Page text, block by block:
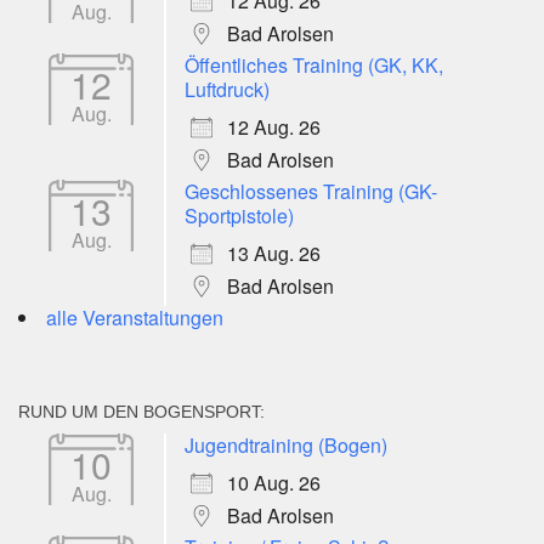
Aug.
Bad Arolsen
12
Aug.
Öffentliches Training (GK, KK,
Luftdruck)
12 Aug. 26
Bad Arolsen
13
Aug.
Geschlossenes Training (GK-
Sportpistole)
13 Aug. 26
Bad Arolsen
alle Veranstaltungen
RUND UM DEN BOGENSPORT:
10
Aug.
Jugendtraining (Bogen)
10 Aug. 26
Bad Arolsen